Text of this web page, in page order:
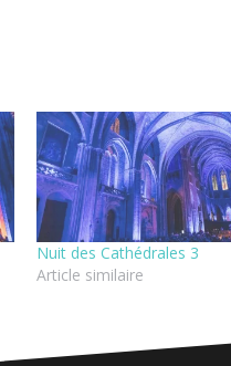
Nuit des Cathédrales 3
Article similaire